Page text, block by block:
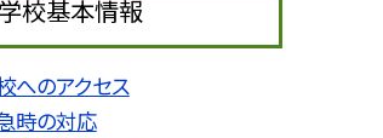
学校基本情報
へのアクセス
時の対応